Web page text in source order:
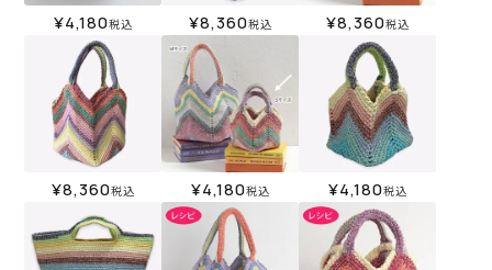
¥4,180税込 ¥8,360税込 ¥8,360税込
¥8,360税込 ¥4,180税込 ¥4,180税込